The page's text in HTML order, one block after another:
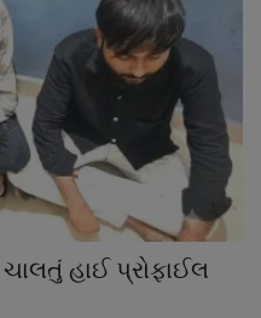
ચાલતું હાઈ પ્રોફાઈલ